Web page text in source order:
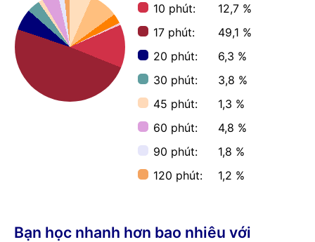
10 phút:
12,7 %
17 phút:
49,1 %
20 phút:
6,3 %
30 phút:
3,8 %
45 phút:
1,3 %
60 phút:
4,8 %
90 phút:
1,8 %
120 phút:
1,2 %
Bạn học nhanh hơn bao nhiêu với